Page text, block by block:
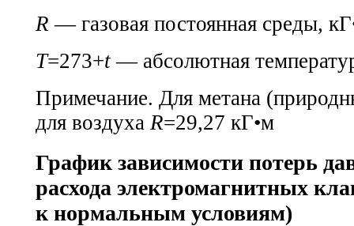
R — газовая постоянная среды,
T=273+t — абсолютная
Примечание. Для метана
для воздуха R=29,27 кГ•м
График зависимости потерь
расхода электромагнитных
к нормальным условиям)